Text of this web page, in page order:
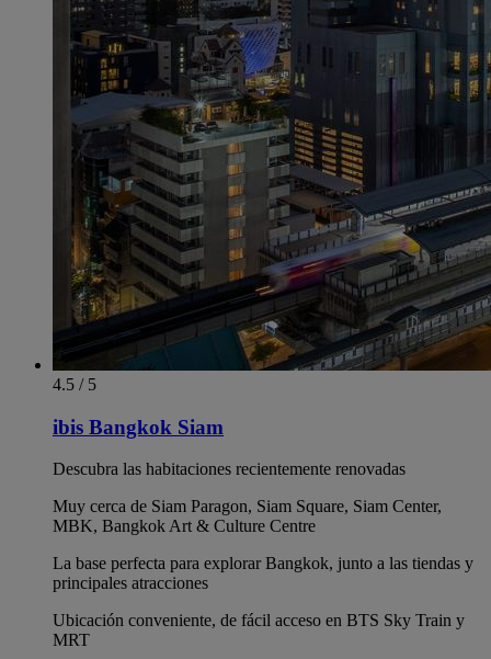
4.5 / 5
ibis Bangkok Siam
Descubra las habitaciones recientemente renovadas
Muy cerca de Siam Paragon, Siam Square, Siam Center,
MBK, Bangkok Art & Culture Centre
La base perfecta para explorar Bangkok, junto a las tiendas y
principales atracciones
Ubicación conveniente, de fácil acceso en BTS Sky Train y
MRT